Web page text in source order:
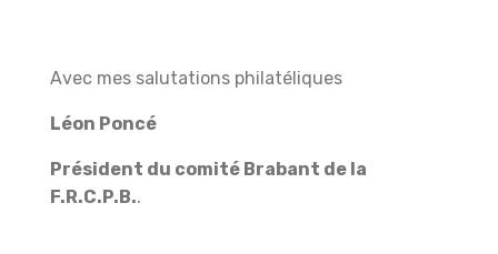
Avec mes salutations philatéliques
Léon Poncé
Président du comité Brabant de la
F.R.C.P.B..